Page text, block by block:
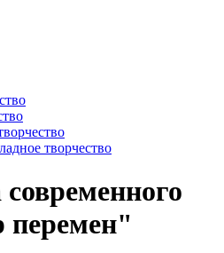
творчество
перемен"